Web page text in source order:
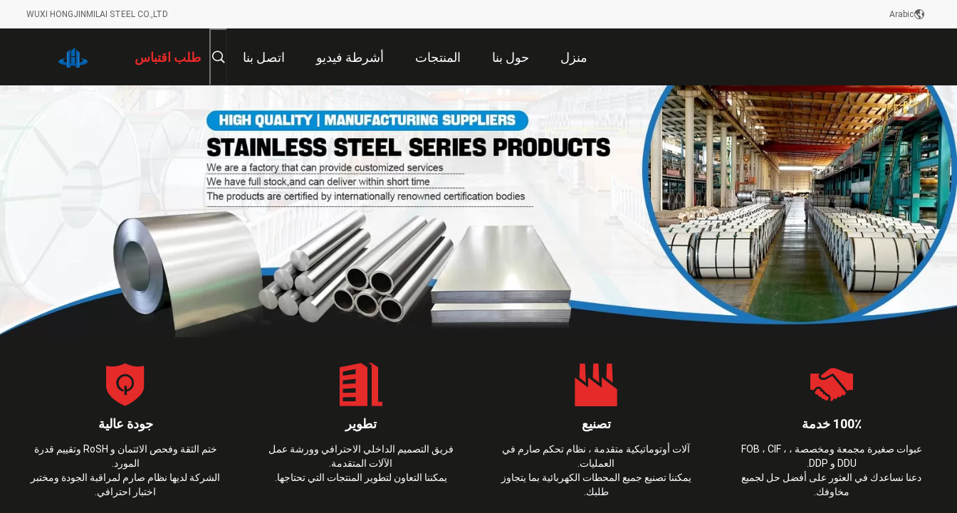
WUXI HONGJINMILAI STEEL CO.,LTD Arabic
منزل حول بنا المنتجات أشرطة فيديو اتصل بنا طلب اقتباس
جودة عالية
ختم الثقة وفحص الائتمان و RoSH وتقييم قدرة
المورد.
الشركة لديها نظام صارم لمراقبة الجودة ومختبر
اختبار احترافي.
تطوير
فريق التصميم الداخلي الاحترافي وورشة عمل
الآلات المتقدمة.
يمكننا التعاون لتطوير المنتجات التي تحتاجها.
تصنيع
آلات أوتوماتيكية متقدمة ، نظام تحكم صارم في
العمليات.
يمكننا تصنيع جميع المحطات الكهربائية بما يتجاوز
طلبك.
100٪ خدمة
عبوات صغيرة مجمعة ومخصصة ، FOB ، CIF ،
DDU و DDP.
دعنا نساعدك في العثور على أفضل حل لجميع
مخاوفك.